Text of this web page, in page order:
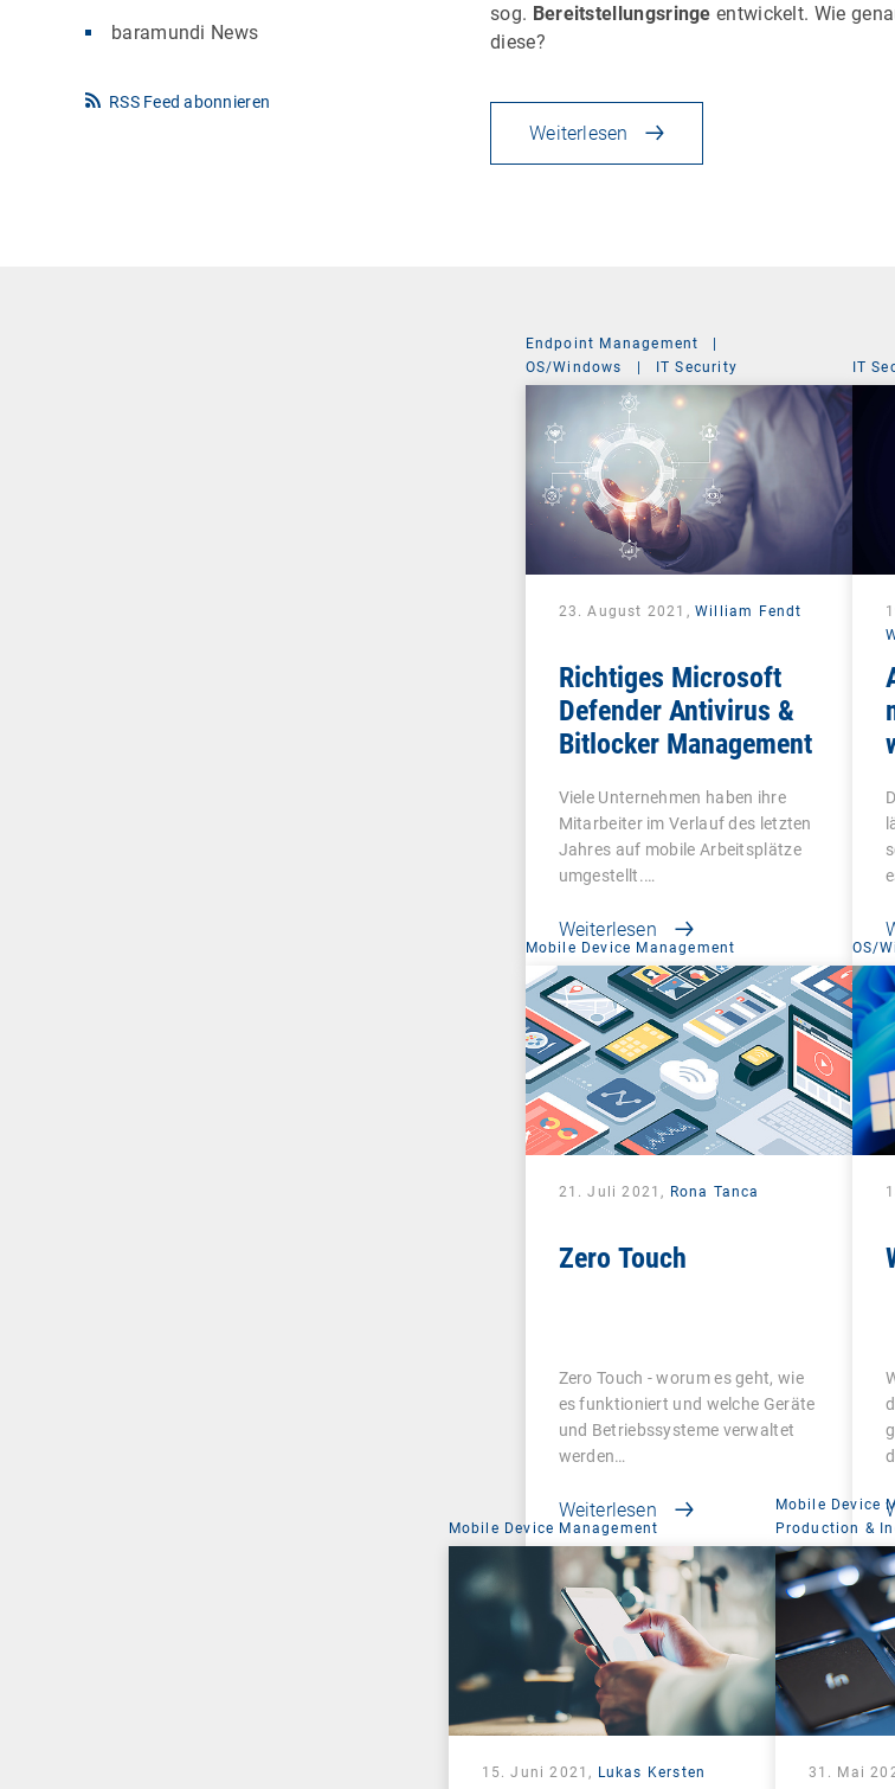
baramundi News
RSS Feed abonnieren
sog. Bereitstellungsringe entwickelt. Wie
diese?
Weiterlesen
Endpoint Management
|
OS/Windows
| IT Security
23. August 2021, William Fendt
Richtiges Microsoft
Defender Antivirus &
Bitlocker Management
Viele Unternehmen haben ihre
Mitarbeiter im Verlauf des letzten
Jahres auf mobile Arbeitsplätze
umgestellt.…
Weiterlesen
IT
Mobile Device Management
21. Juli 2021, Rona Tanca
Zero Touch
Zero Touch - worum es geht, wie
es funktioniert und welche Geräte
und Betriebssysteme verwaltet
werden…
Weiterlesen
OS/
Mobile Device Management
15. Juni 2021, Lukas Kersten
Mobile Device
Production &
31. Mai